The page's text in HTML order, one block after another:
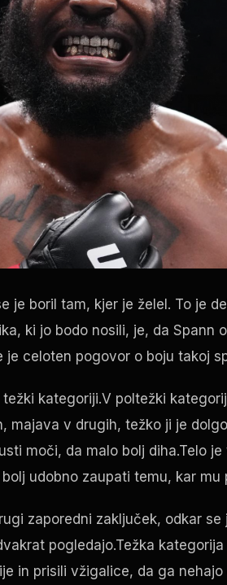
je boril tam, kjer je želel. To je
ki jo bodo nosili, je, da Spann
celoten pogovor o boju takoj
kategoriji.V poltežki
majava v drugih, težko ji je
moči, da malo bolj diha.Telo
udobno zaupati temu, kar mu
zaporedni zaključek, odkar
pogledajo.Težka
in prisili vžigalice, da ga